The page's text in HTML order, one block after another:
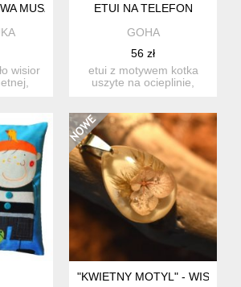
MUSZLA PAUA
wisior
ETUI NA TELEFON
GOHA
56 zł
etui z motywem kotka
uszyte na ocieplinie,
"KWIETNY MOTYL" -